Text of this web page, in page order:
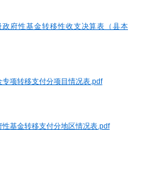
府性基金转移性收支决算表（县本
项转移支付分项目情况表.pdf
基金转移支付分地区情况表.pdf